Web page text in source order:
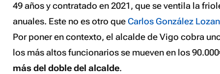
49 años y contratado en 2021, que se ventila la
anuales. Este no es otro que Carlos González
Por poner en contexto, el alcalde de Vigo cobra
los más altos funcionarios se mueven en los
más del doble del alcalde.